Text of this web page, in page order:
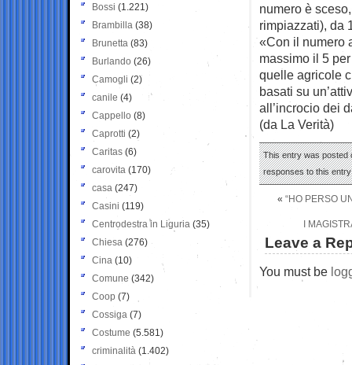
numero è
rimpiazzati), da
«Con il numero
massimo il 5
quelle agricole
basati su
all’incrocio dei
(da La Verità)
This entry was posted
responses to this
« “HO PERSO
I
Leave a
You must be
Bossi (1.221)
Brambilla (38)
Brunetta (83)
Burlando (26)
Camogli (2)
canile (4)
Cappello (8)
Caprotti (2)
Caritas (6)
carovita (170)
casa (247)
Casini (119)
Centrodestra in Liguria (35)
Chiesa (276)
Cina (10)
Comune (342)
Coop (7)
Cossiga (7)
Costume (5.581)
criminalità (1.402)